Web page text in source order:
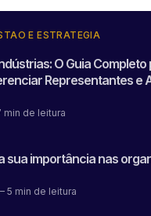
E ESTRATÉGIA
O Guia
Representantes e
min de leitura
sua importância nas
– 5 min de leitura